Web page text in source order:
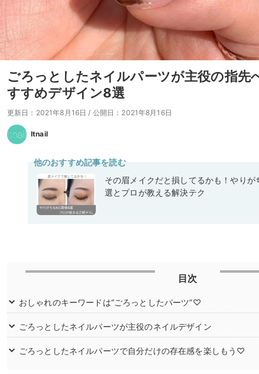
ごろっとしたネイルパーツが主役の指
すすめデザイン8選
更新日：2021年8月16日 / 公開日：2021年8月16日
Itnail
他のおすすめ記事を読む
その眉メイクだと損してるかも！やりが
選とプロが教える解決テク
目次
おしゃれのキーワードは“ごろっとしたパーツ”♡
ごろっとしたネイルパーツが主役のネイルデザイン
ごろっとしたネイルパーツで自分だけの存在感を楽しもう♡